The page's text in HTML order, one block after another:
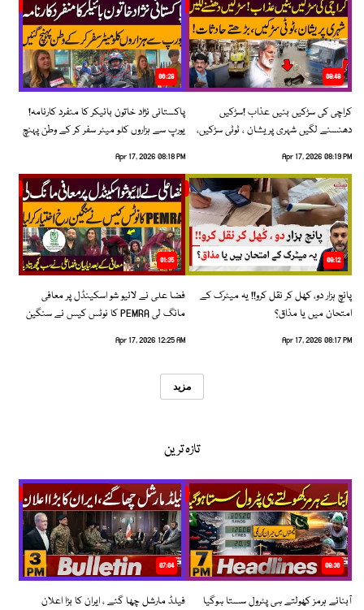
08:48
کراچی کی سڑکیں بنیں عذاب !سڑکیں
دھنسنے لگیں شہری پریشان ، ٹوٹی سڑکیں،
Apr 17, 2026 08:19 PM
06:28
پاکستانی نژاد خاتون بائیکر کا منفرد کارنامہ!
یورپ سے ہزاروں کلو میٹر سفر کر کے وطن پہنچ
Apr 17, 2026 08:18 PM
09:12
پانچ ہزار دو، کھل کر نقل کرو!! یہ میٹرک کے
امتحان میں یا مذاق؟
Apr 17, 2026 08:17 PM
01:35
فضا علی نے لائیو شو اسکینڈل پر معافی
مانگ لی PEMRA کا نوٹس کیس نے سنگین
Apr 17, 2026 12:25 AM
مزید
تازہ ترین
08:36
آبنائے ہرمز کھولتے ہی پٹرول سستا ہوگیا
07:04
فیلڈ مارشل چھا گئے ، ایران کا بڑا اعلان